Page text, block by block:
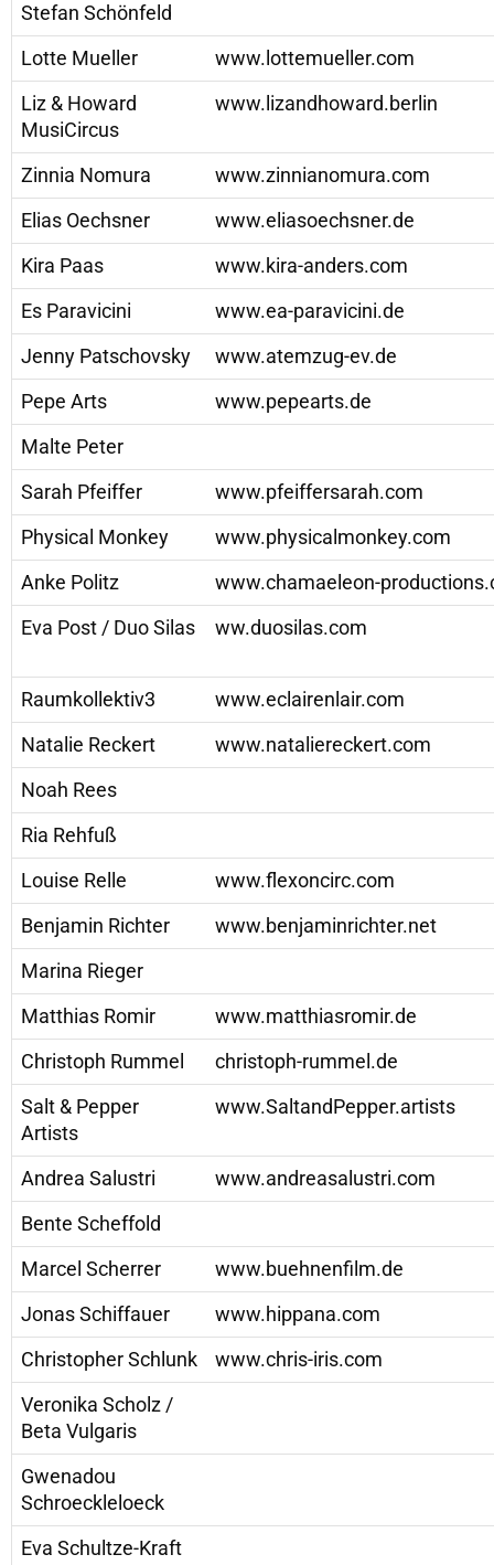
Stefan Schönfeld
Lotte Mueller
www.lottemueller.com
Liz & Howard
MusiCircus
www.lizandhoward.berlin
Zinnia Nomura
www.zinnianomura.com
Elias Oechsner
www.eliasoechsner.de
Kira Paas
www.kira-anders.com
Es Paravicini
www.ea-paravicini.de
Jenny Patschovsky
www.atemzug-ev.de
Pepe Arts
www.pepearts.de
Malte Peter
Sarah Pfeiffer
www.pfeiffersarah.com
Physical Monkey
www.physicalmonkey.com
Anke Politz
www.chamaeleon-
Eva Post / Duo Silas
ww.duosilas.com
Raumkollektiv3
www.eclairenlair.com
Natalie Reckert
www.nataliereckert.com
Noah Rees
Ria Rehfuß
Louise Relle
www.flexoncirc.com
Benjamin Richter
www.benjaminrichter.net
Marina Rieger
Matthias Romir
www.matthiasromir.de
Christoph Rummel
christoph-rummel.de
Salt & Pepper
Artists
www.SaltandPepper.artists
Andrea Salustri
www.andreasalustri.com
Bente Scheffold
Marcel Scherrer
www.buehnenfilm.de
Jonas Schiffauer
www.hippana.com
Christopher Schlunk
www.chris-iris.com
Veronika Scholz /
Beta Vulgaris
Gwenadou
Schroeckleloeck
Eva Schultze-Kraft